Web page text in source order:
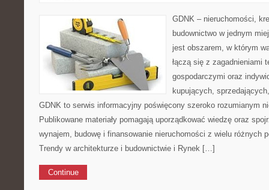
GDNK – nieruchomości,
budownictwo w jednym
jest obszarem, w którym
łączą się z zagadnieniami
gospodarczymi oraz
kupujących,
GDNK to serwis informacyjny poświęcony szeroko rozumianym
Publikowane materiały pomagają uporządkować wiedzę oraz
wynajem, budowę i finansowanie nieruchomości z wielu różnych
Trendy w architekturze i budownictwie i Rynek […]
Continue